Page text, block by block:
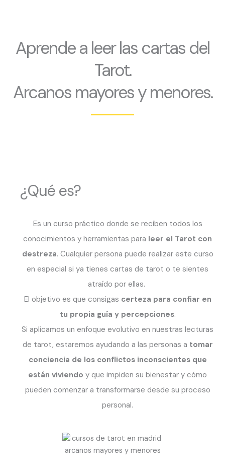
Aprende a leer las cartas del
Tarot.
Arcanos mayores y menores.
¿Qué es?
Es un curso práctico donde se reciben todos los
conocimientos y herramientas para leer el Tarot con
destreza. Cualquier persona puede realizar este curso
en especial si ya tienes cartas de tarot o te sientes
atraído por ellas.
El objetivo es que consigas certeza para confiar en
tu propia guía y percepciones.
Si aplicamos un enfoque evolutivo en nuestras lecturas
de tarot, estaremos ayudando a las personas a tomar
conciencia de los conflictos inconscientes que
están viviendo y que impiden su bienestar y cómo
pueden comenzar a transformarse desde su proceso
personal.